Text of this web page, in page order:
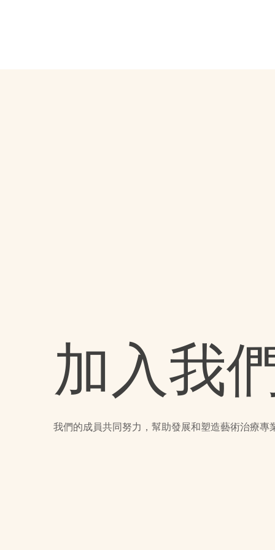
加入我
我們的成員共同努力，幫助發展和塑造藝術治療專